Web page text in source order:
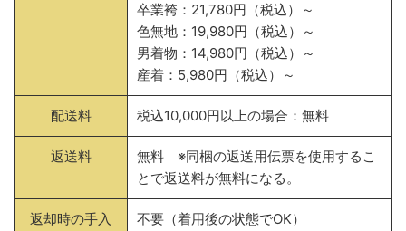
卒業袴：21,780円（税込）～
色無地：19,980円（税込）～
男着物：14,980円（税込）～
産着：5,980円（税込）～
配送料 税込10,000円以上の場合：無料
返送料
無料 ※同梱の返送用伝票を使用するこ
とで返送料が無料になる。
返却時の手入
不要（着用後の状態でOK）